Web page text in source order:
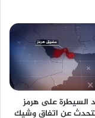
السيطرة على هرمز
عن اتفاق وشيك